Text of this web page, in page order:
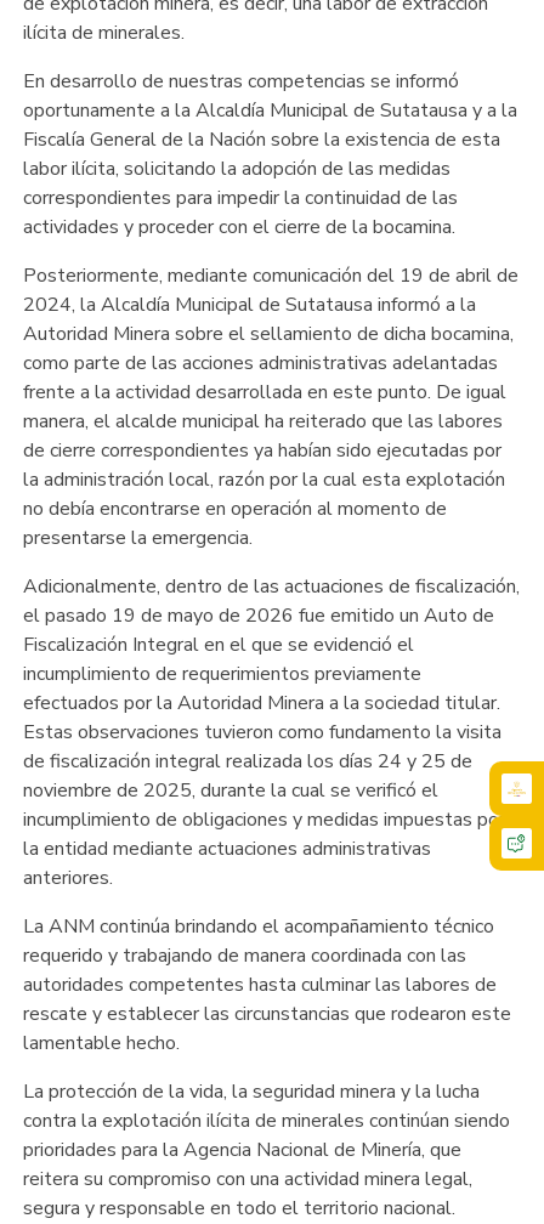
ilícita de minerales.
En desarrollo de nuestras competencias se informó
oportunamente a la Alcaldía Municipal de Sutatausa y a la
Fiscalía General de la Nación sobre la existencia de esta
labor ilícita, solicitando la adopción de las medidas
correspondientes para impedir la continuidad de las
actividades y proceder con el cierre de la bocamina.
Posteriormente, mediante comunicación del 19 de abril de
2024, la Alcaldía Municipal de Sutatausa informó a la
Autoridad Minera sobre el sellamiento de dicha bocamina,
como parte de las acciones administrativas adelantadas
frente a la actividad desarrollada en este punto. De igual
manera, el alcalde municipal ha reiterado que las labores
de cierre correspondientes ya habían sido ejecutadas por
la administración local, razón por la cual esta explotación
no debía encontrarse en operación al momento de
presentarse la emergencia.
Adicionalmente, dentro de las actuaciones de fiscalización,
el pasado 19 de mayo de 2026 fue emitido un Auto de
Fiscalización Integral en el que se evidenció el
incumplimiento de requerimientos previamente
efectuados por la Autoridad Minera a la sociedad titular.
Estas observaciones tuvieron como fundamento la visita
de fiscalización integral realizada los días 24 y 25 de
noviembre de 2025, durante la cual se verificó el
incumplimiento de obligaciones y medidas impuestas por
la entidad mediante actuaciones administrativas
anteriores.
La ANM continúa brindando el acompañamiento técnico
requerido y trabajando de manera coordinada con las
autoridades competentes hasta culminar las labores de
rescate y establecer las circunstancias que rodearon este
lamentable hecho.
La protección de la vida, la seguridad minera y la lucha
contra la explotación ilícita de minerales continúan siendo
prioridades para la Agencia Nacional de Minería, que
reitera su compromiso con una actividad minera legal,
segura y responsable en todo el territorio nacional.